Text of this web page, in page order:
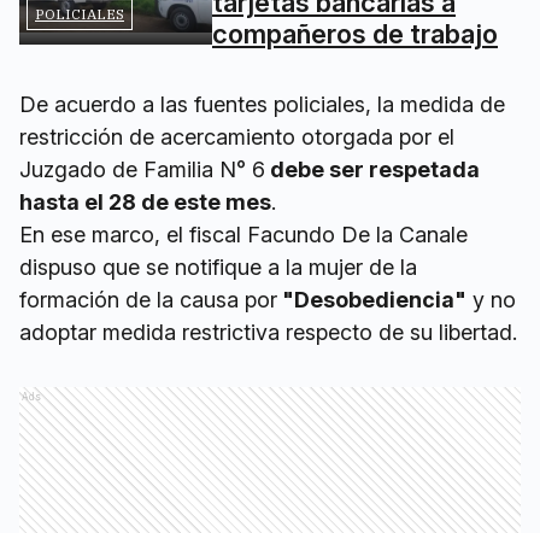
POLICIALES
compañeros de trabajo
De acuerdo a las fuentes policiales, la medida de
restricción de acercamiento otorgada por el
Juzgado de Familia N° 6 debe ser respetada
hasta el 28 de este mes.
En ese marco, el fiscal Facundo De la Canale
dispuso que se notifique a la mujer de la
formación de la causa por "Desobediencia" y no
adoptar medida restrictiva respecto de su libertad.
Ads